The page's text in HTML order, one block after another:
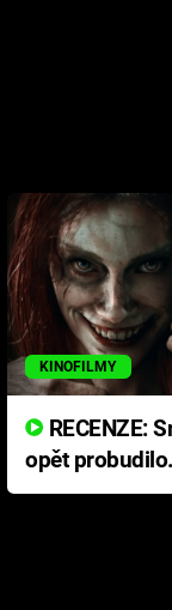
KINOFILMY
opět
přichází s